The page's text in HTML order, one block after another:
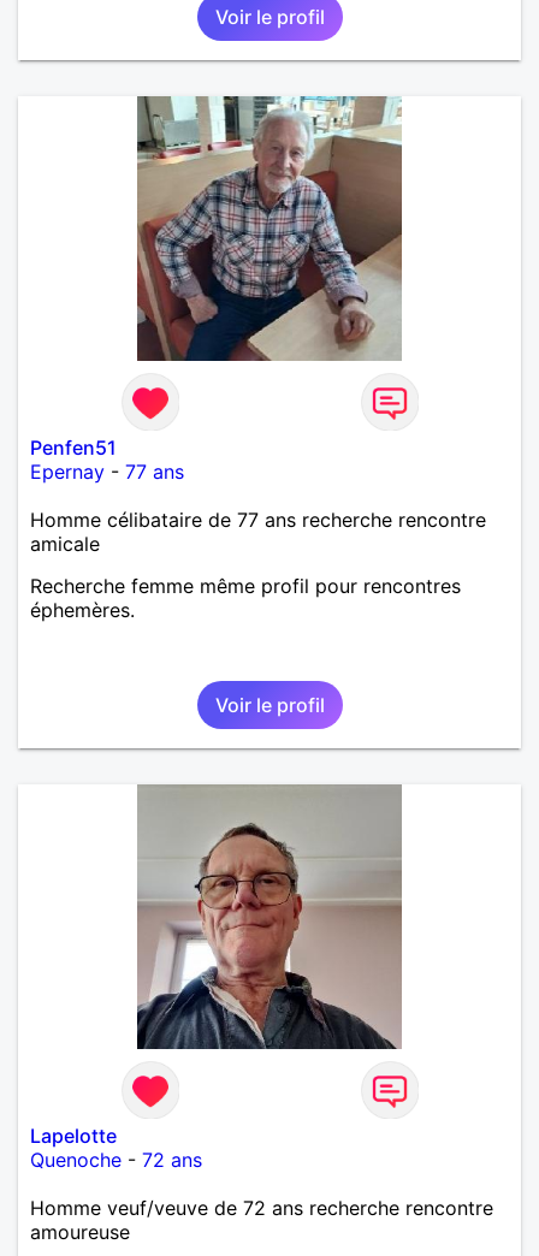
Voir le profil
Penfen51
Epernay - 77 ans
Homme célibataire de 77 ans recherche rencontre
amicale
Recherche femme même profil pour rencontres
éphemères.
Voir le profil
Lapelotte
Quenoche - 72 ans
Homme veuf/veuve de 72 ans recherche rencontre
amoureuse